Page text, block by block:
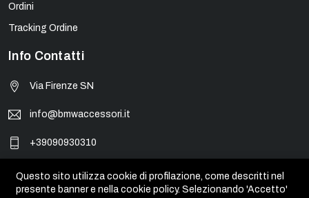
Ordini
Tracking Ordine
Info Contatti
Via Firenze SN
info@bmwaccessori.it
+39090930310
© BMW Accessori - PIVA 01931450835. Tutti i marchi, loghi e
Questo sito utilizza cookie di profilazione, come descritti nel
presente banner e nella cookie policy. Selezionando 'Accetto'